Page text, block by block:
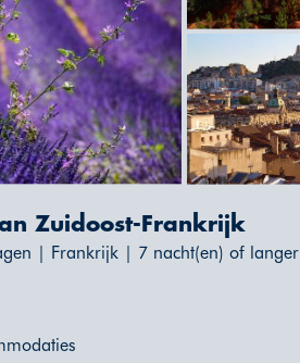
Zuidoost-Frankrijk
| Frankrijk | 7 nacht(en) of langer